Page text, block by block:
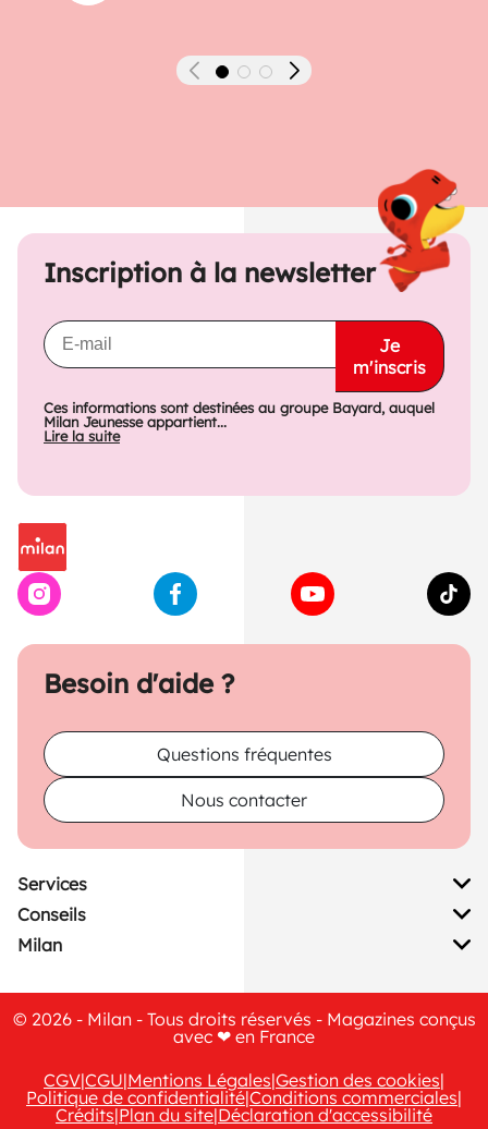
Précédent Suivant
Besoin d'aide ?
Questions fréquentes
Nous contacter
Inscription à la newsletter
Je
m'inscris
Ces informations sont destinées au groupe Bayard, auquel
Milan Jeunesse appartient...
Lire la suite
Services
Conseils
Milan
© 2026 - Milan - Tous droits réservés - Magazines conçus
avec ❤ en France
CGV|CGU|Mentions Légales|Gestion des cookies|
Politique de confidentialité|Conditions commerciales|
Crédits|Plan du site|Déclaration d'accessibilité